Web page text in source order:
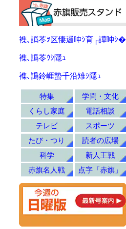
襍､譌苓ｦ区悽邏呻ｼ育┌譁呻ｼ�
襍､譌苓ｳｼ隱ｭ
襍､譌鈴崕蟄千沿雉ｼ隱ｭ
特集
学問・文化
くらし家庭
電話相談
テレビ
スポーツ
たび・つり
読者の広場
科学
新人王戦
赤旗名人戦
点字「赤旗」